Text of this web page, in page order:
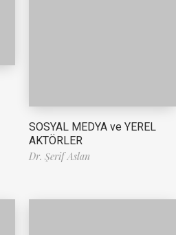
SOSYAL MEDYA ve YEREL
AKTÖRLER
Dr. Şerif Aslan